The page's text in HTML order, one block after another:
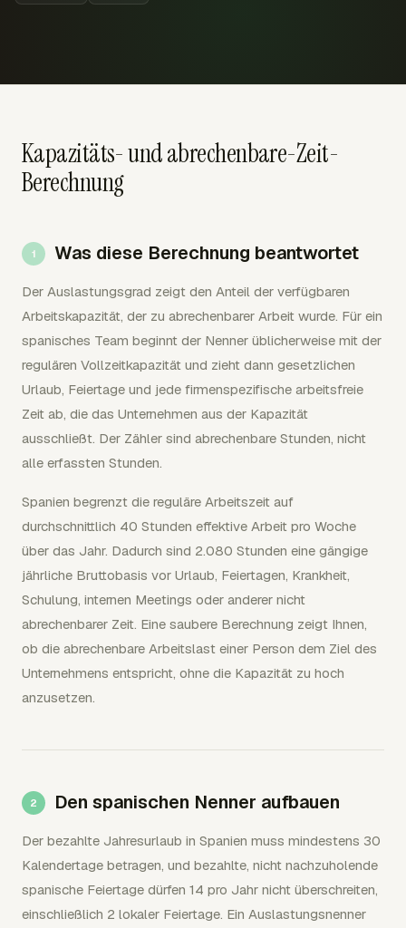
Kapazitäts- und abrechenbare-Zeit-
Berechnung
Was diese Berechnung beantwortet
Der Auslastungsgrad zeigt den Anteil der verfügbaren
Arbeitskapazität, der zu abrechenbarer Arbeit wurde. Für ein
spanisches Team beginnt der Nenner üblicherweise mit der
regulären Vollzeitkapazität und zieht dann gesetzlichen
Urlaub, Feiertage und jede firmenspezifische arbeitsfreie
Zeit ab, die das Unternehmen aus der Kapazität
ausschließt. Der Zähler sind abrechenbare Stunden, nicht
alle erfassten Stunden.
Spanien begrenzt die reguläre Arbeitszeit auf
durchschnittlich 40 Stunden effektive Arbeit pro Woche
über das Jahr. Dadurch sind 2.080 Stunden eine gängige
jährliche Bruttobasis vor Urlaub, Feiertagen, Krankheit,
Schulung, internen Meetings oder anderer nicht
abrechenbarer Zeit. Eine saubere Berechnung zeigt Ihnen,
ob die abrechenbare Arbeitslast einer Person dem Ziel des
Unternehmens entspricht, ohne die Kapazität zu hoch
anzusetzen.
Den spanischen Nenner aufbauen
Der bezahlte Jahresurlaub in Spanien muss mindestens 30
Kalendertage betragen, und bezahlte, nicht nachzuholende
spanische Feiertage dürfen 14 pro Jahr nicht überschreiten,
einschließlich 2 lokaler Feiertage. Ein Auslastungsnenner